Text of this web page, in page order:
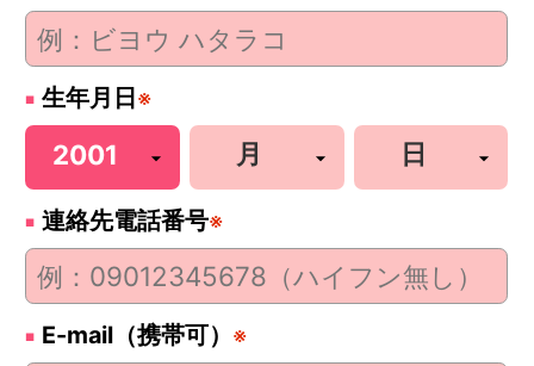
生年月日 ※
連絡先電話番号※
E-mail（携帯可） ※